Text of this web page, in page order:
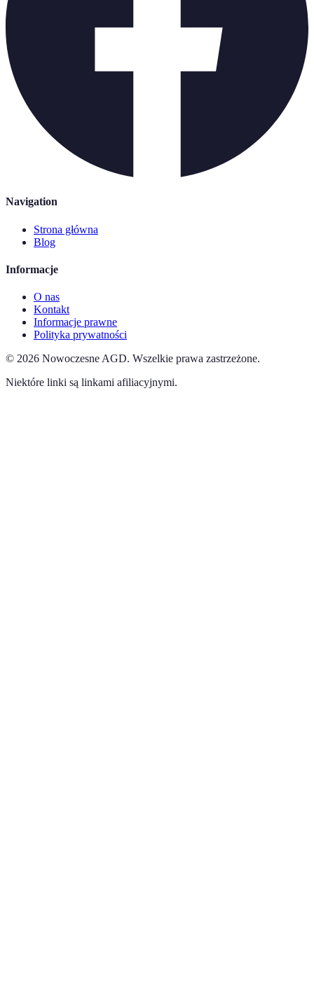
Navigation
Strona główna
Blog
Informacje
O nas
Kontakt
Informacje prawne
Polityka prywatności
© 2026 Nowoczesne AGD. Wszelkie prawa zastrzeżone.
Niektóre linki są linkami afiliacyjnymi.